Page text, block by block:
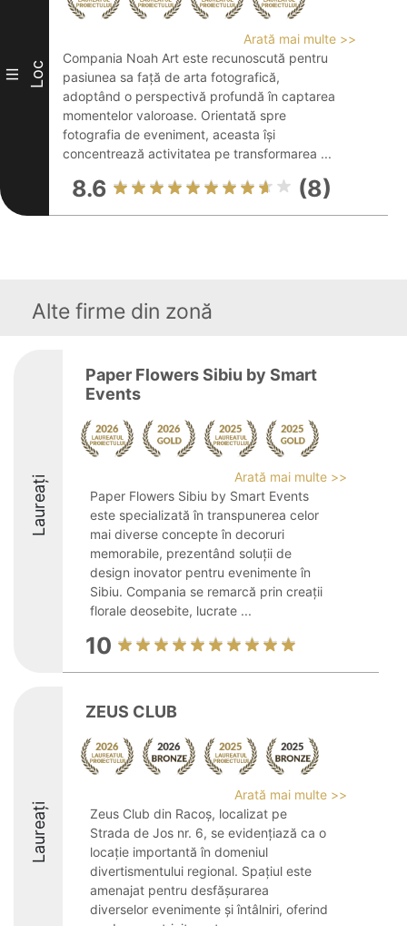
III Loc
Arată mai multe >>
Compania Noah Art este recunoscută pentru
pasiunea sa față de arta fotografică,
adoptând o perspectivă profundă în captarea
momentelor valoroase. Orientată spre
fotografia de eveniment, aceasta își
concentrează activitatea pe transformarea ...
8.6 (8)
Alte firme din zonă
Laureați
Paper Flowers Sibiu by Smart
Events
Arată mai multe >>
Paper Flowers Sibiu by Smart Events
este specializată în transpunerea celor
mai diverse concepte în decoruri
memorabile, prezentând soluții de
design inovator pentru evenimente în
Sibiu. Compania se remarcă prin creații
florale deosebite, lucrate ...
10
Laureați
ZEUS CLUB
Arată mai multe >>
Zeus Club din Racoș, localizat pe
Strada de Jos nr. 6, se evidențiază ca o
locație importantă în domeniul
divertismentului regional. Spațiul este
amenajat pentru desfășurarea
diverselor evenimente și întâlniri, oferind